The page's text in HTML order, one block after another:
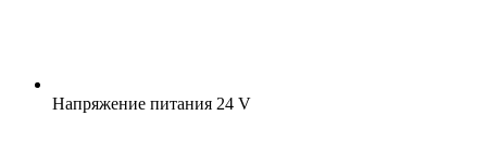
Напряжение питания 24 V